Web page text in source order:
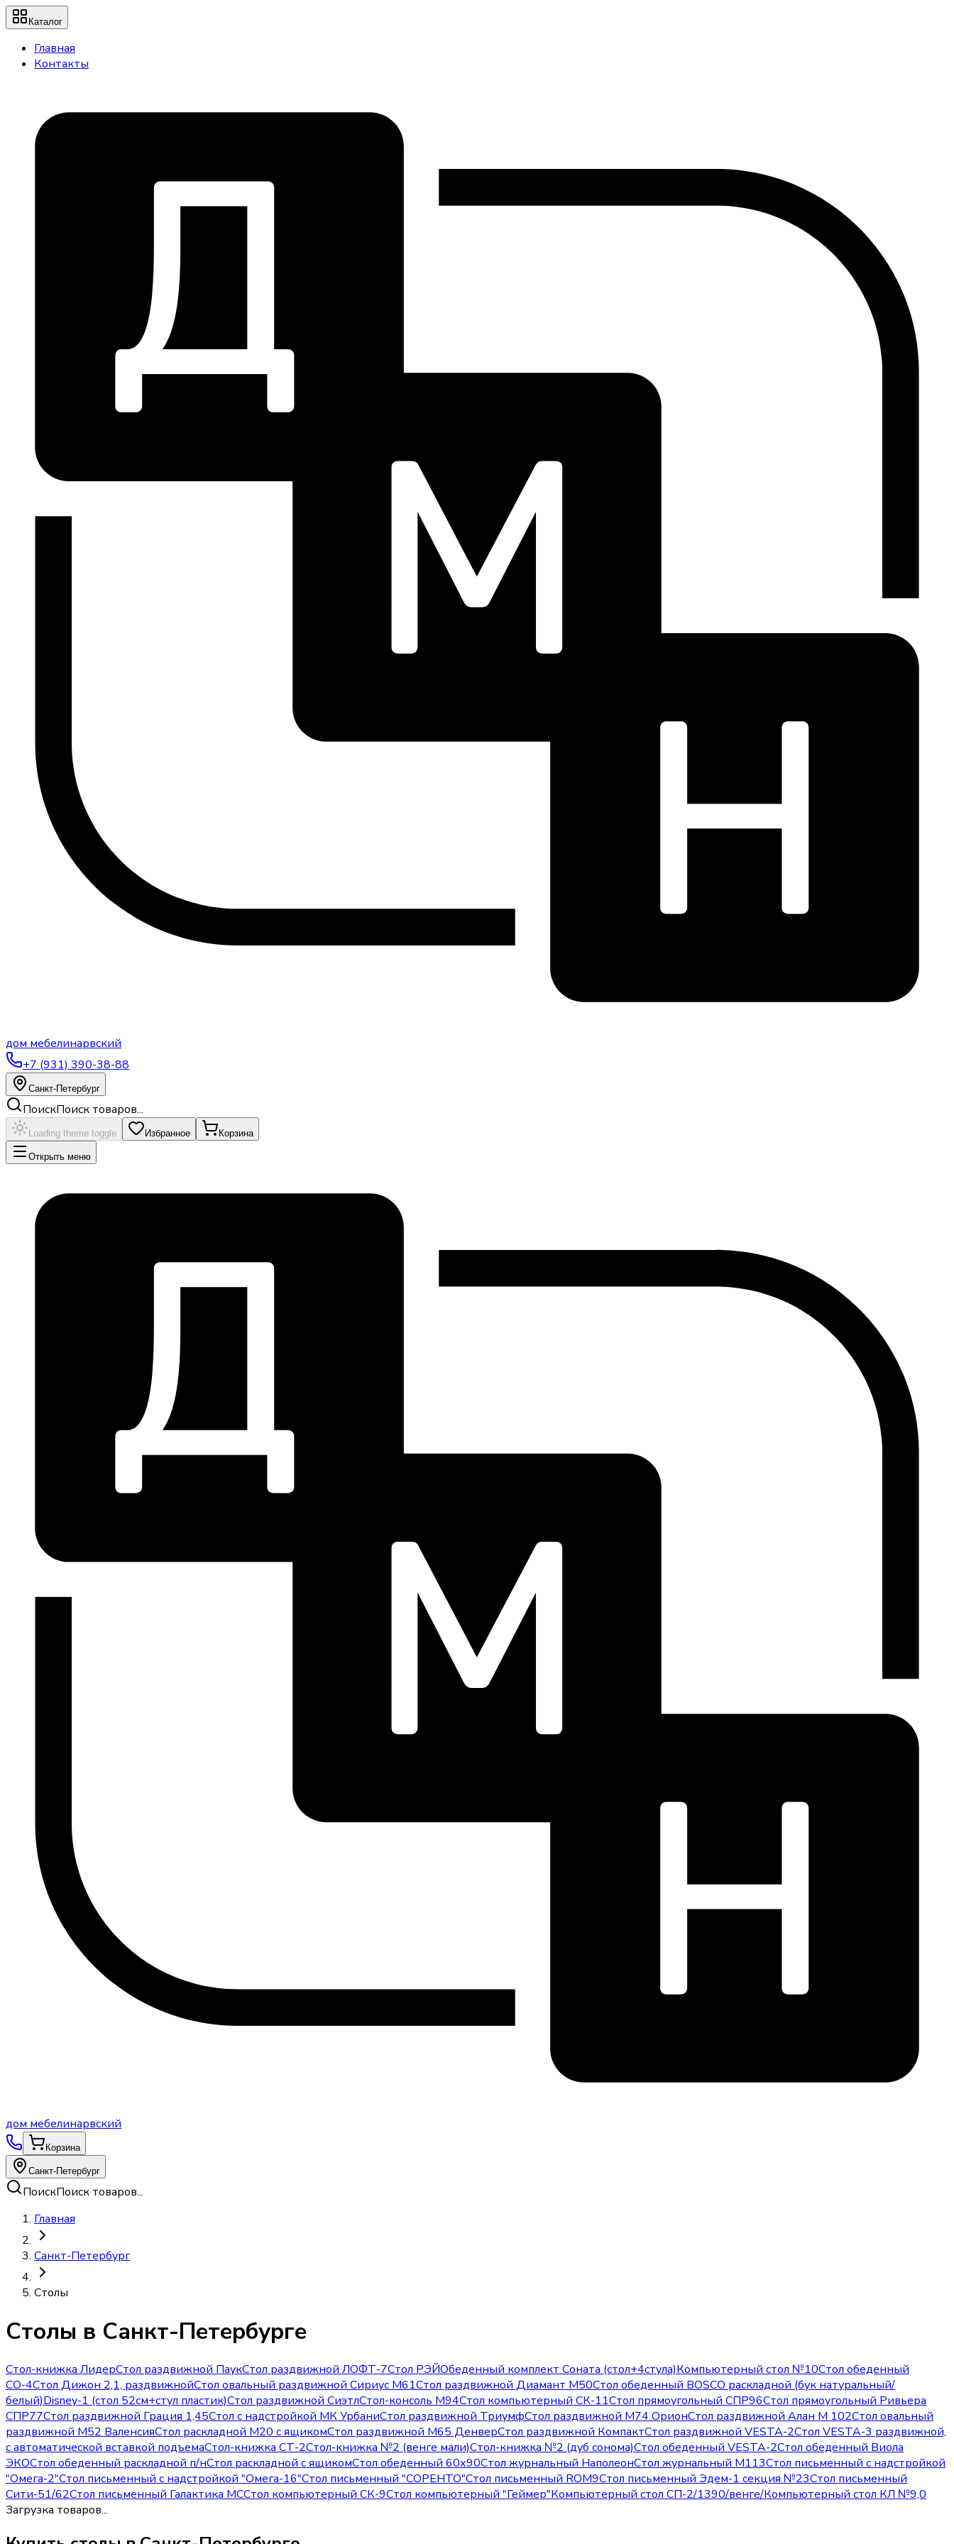
Каталог
Главная
Контакты
дом мебелинарвский
+7 (931) 390-38-88
Санкт-Петербург
ПоискПоиск товаров...
Loading theme toggle Избранное Корзина
Открыть меню
доммебелинарвский
Корзина
Санкт-Петербург
ПоискПоиск товаров...
Главная
Санкт-Петербург
Столы
Столы в Санкт-Петербурге
Стол-книжка ЛидерСтол раздвижной ПаукСтол раздвижной ЛОФТ-7Стол РЭЙОбеденный комплект Соната (стол+4стула)Компьютерный стол №10Стол обеденный
СО-4Стол Дижон 2,1, раздвижнойСтол овальный раздвижной Сириус М61Стол раздвижной Диамант М50Стол обеденный BOSCO раскладной (бук натуральный/
белый)Disney-1 (стол 52см+стул пластик)Стол раздвижной СиэтлСтол-консоль М94Стол компьютерный СК-11Стол прямоугольный СПР96Стол прямоугольный Ривьера
СПР77Стол раздвижной Грация 1,45Стол с надстройкой МК УрбаниСтол раздвижной ТриумфСтол раздвижной М74 ОрионСтол раздвижной Алан М 102Стол овальный
раздвижной М52 ВаленсияСтол раскладной М20 с ящикомСтол раздвижной М65 ДенверСтол раздвижной КомпактСтол раздвижной VESTA-2Стол VESTA-3 раздвижной,
с автоматической вставкой подъемаСтол-книжка СТ-2Стол-книжка №2 (венге мали)Стол-книжка №2 (дуб сонома)Стол обеденный VESTA-2Стол обеденный Виола
ЭКОСтол обеденный раскладной п/нСтол раскладной с ящикомСтол обеденный 60х90Стол журнальный НаполеонСтол журнальный М113Стол письменный с надстройкой
"Омега-2"Стол письменный с надстройкой "Омега-16"Стол письменный "СОРЕНТО"Стол письменный ROM9Стол письменный Эдем-1 секция №23Стол письменный
Сити-51/62Стол письменный Галактика МССтол компьютерный СК-9Стол компьютерный "Геймер"Компьютерный стол СП-2/1390/венге/Компьютерный стол КЛ №9,0
Загрузка товаров...